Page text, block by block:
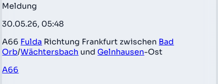
Meldung
30.05.26, 05:48
A66 Fulda Richtung Frankfurt zwischen Bad
Orb/Wächtersbach und Gelnhausen-Ost
A66